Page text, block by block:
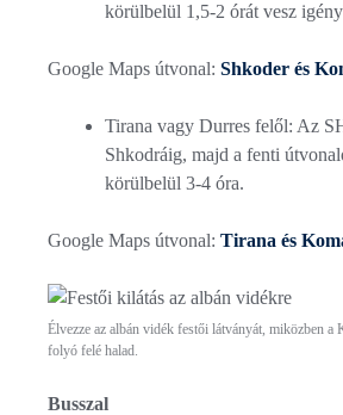
körülbelül 1,5-2 órát vesz
Google Maps útvonal: Shkoder és
Tirana vagy Durres felől: Az
Shkodráig, majd a fenti
körülbelül 3-4 óra.
Google Maps útvonal: Tirana és
Élvezze az albán vidék festői látványát, miközben a
folyó felé halad.
Busszal